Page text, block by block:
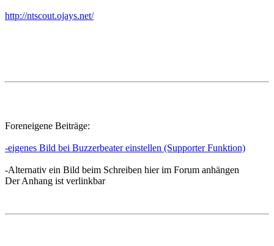
http://ntscout.ojays.net/
Foreneigene Beiträge:
-eigenes Bild bei Buzzerbeater einstellen (Supporter Funktion)
-Alternativ ein Bild beim Schreiben hier im Forum anhängen
Der Anhang ist verlinkbar